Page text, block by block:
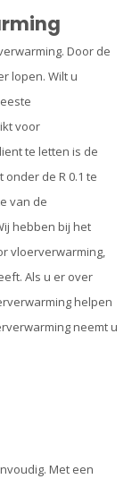
Door de
lopen. Wilt u
voor
te letten is de
de R 0.1 te
van de
hebben bij het
vloerverwarming,
Als u er over
helpen
neemt u
Met een